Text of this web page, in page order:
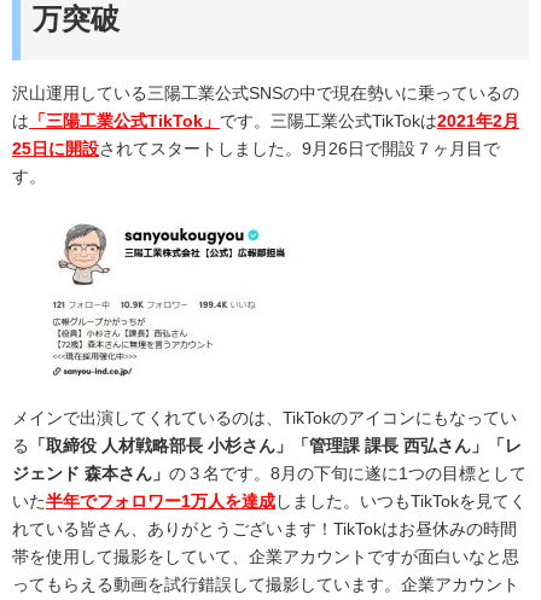
万突破
沢山運用している三陽工業公式SNSの中で現在勢いに乗っているの
は 「三陽工業公式TikTok」 です。三陽工業公式TikTokは2021年2月
25日に開設されてスタートしました。9月26日で開設７ヶ月目で
す。
メインで出演してくれているのは、TikTokのアイコンにもなってい
る
「取締役 人材戦略部長 小杉さん」「管理課 課長 西弘さん」「レ
ジェンド 森本さん」 の３名です。8月の下旬に遂に1つの目標として
いた半年でフォロワー1万人を達成しました。いつもTikTokを見てく
れている皆さん、ありがとうございます！TikTokはお昼休みの時間
帯を使用して撮影をしていて、企業アカウントですが面白いなと思
ってもらえる動画を試行錯誤して撮影しています。企業アカウント